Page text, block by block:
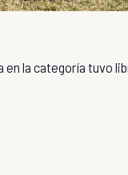
la categoría tuvo